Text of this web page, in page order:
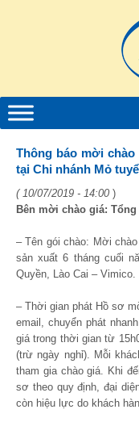
Thông báo mời
tại Chi nhánh Mỏ
( 10/07/2019 - 14:00 )
Bên mời chào giá:
– Tên gói chào: Mời
sản xuất 6 tháng cuối
Quyền, Lào Cai – Vimico.
– Thời gian phát Hồ sơ
email, chuyển phát
giá trong thời gian từ
(trừ ngày nghỉ). Mỗi
tham gia chào giá. Khi
sơ theo quy định, đại
còn hiệu lực do khách